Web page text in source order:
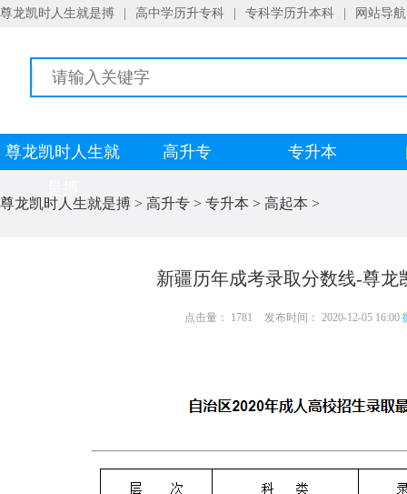
尊龙凯时人生就是搏 高中学历升专科 专科学历升本科 网站导航
尊龙凯时人生就
高升专 专升本
尊龙凯时人生就是搏 > 高升专 > 专升本 > 高起本 >
新疆历年成考录取分数线-尊龙
点击量： 1781 发布时间： 2020-12-05 16:00